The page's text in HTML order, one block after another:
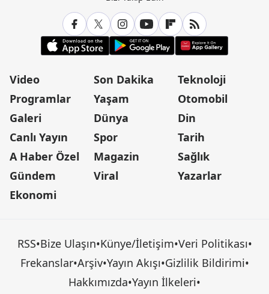
Video
Programlar
Galeri
Canlı Yayın
A Haber Özel
Gündem
Ekonomi
Son Dakika
Yaşam
Dünya
Spor
Magazin
Viral
Teknoloji
Otomobil
Din
Tarih
Sağlık
Yazarlar
RSS•Bize Ulaşın•Künye/İletişim•Veri Politikası•
Frekanslar•Arşiv•Yayın Akışı•Gizlilik Bildirimi•
Hakkımızda•Yayın İlkeleri•